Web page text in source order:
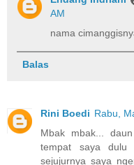
AM
nama
Balas
Rini Boedi Rabu,
Mbak mbak...
tempat saya dulu
sejujurnya saya